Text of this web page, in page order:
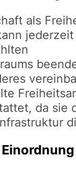
als
jederzeit
da sie